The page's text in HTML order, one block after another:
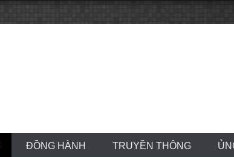
ĐỒNG HÀNH TRUYỀN THÔNG